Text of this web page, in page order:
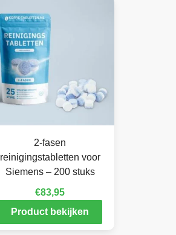
2-fasen
reinigingstabletten voor
Siemens – 200 stuks
€83,95
Product bekijken